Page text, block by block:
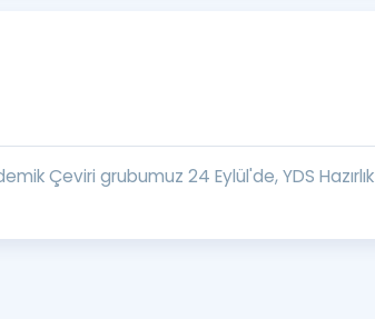
Gramer
Çeviri grubumuz 24 Eylül'de, YDS Hazırlık